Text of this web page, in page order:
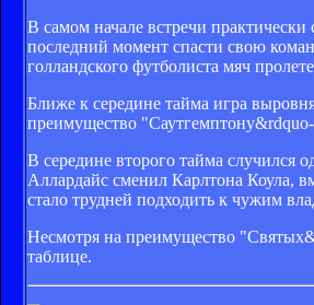
В самом начале встречи
последний момент спасти свою
голландского футболиста мяч
Ближе к середине тайма игра
преимущество "Саутгемптону&rdquo-
В середине второго тайма случился
Аллардайс сменил Карлтона Коула,
стало трудней подходить к чужим
Несмотря на преимущество
таблице.